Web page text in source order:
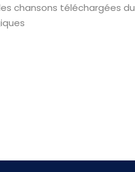
chansons téléchargées du